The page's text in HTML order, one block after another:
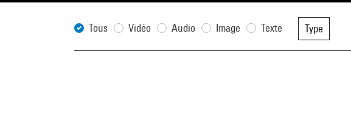
Tous Vidéo Audio Image Texte Type